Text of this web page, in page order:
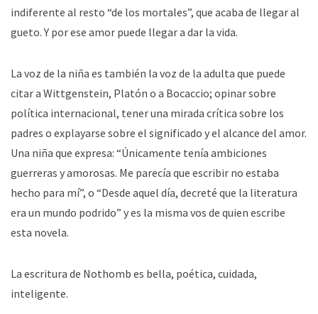
indiferente al resto “de los mortales”, que acaba de llegar al
gueto. Y por ese amor puede llegar a dar la vida.
La voz de la niña es también la voz de la adulta que puede
citar a Wittgenstein, Platón o a Bocaccio; opinar sobre
política internacional, tener una mirada crítica sobre los
padres o explayarse sobre el significado y el alcance del amor.
Una niña que expresa: “Únicamente tenía ambiciones
guerreras y amorosas. Me parecía que escribir no estaba
hecho para mí”, o “Desde aquel día, decreté que la literatura
era un mundo podrido” y es la misma vos de quien escribe
esta novela.
La escritura de Nothomb es bella, poética, cuidada,
inteligente.